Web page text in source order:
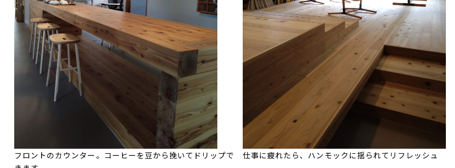
フロントのカウンター。コーヒーを豆から挽いてドリップで
仕事に疲れたら、ハンモックに揺られてリフレッシュ